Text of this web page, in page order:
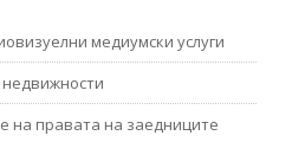
медиумски услуги
недвижности
на правата на заедниците